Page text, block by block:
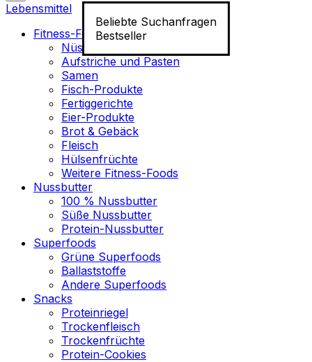
Beliebte Suchanfragen
Bestseller
Lebensmittel
Fitness-Food
Nüsse
Aufstriche und Pasten
Samen
Fisch-Produkte
Fertiggerichte
Eier-Produkte
Brot & Gebäck
Fleisch
Hülsenfrüchte
Weitere Fitness-Foods
Nussbutter
100 % Nussbutter
Süße Nussbutter
Protein-Nussbutter
Superfoods
Grüne Superfoods
Ballaststoffe
Andere Superfoods
Snacks
Proteinriegel
Trockenfleisch
Trockenfrüchte
Protein-Cookies